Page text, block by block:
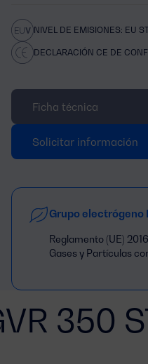
NIVEL DE EMISIONES: EU
DECLARACIÓN CE DE
Ficha técnica
Solicitar información
Grupo electrógeno
Reglamento (UE)
Gases y Partículas
350